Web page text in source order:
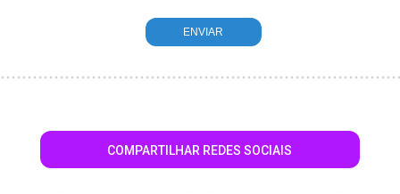
COMPARTILHAR REDES SOCIAIS